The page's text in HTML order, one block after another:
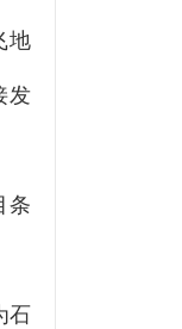
地
发
条
石